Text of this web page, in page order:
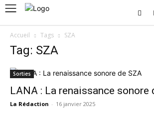
Accueil Tags SZA
Tag: SZA
Sorties
LANA : La renaissance sonore
La Rédaction - 16 janvier 2025